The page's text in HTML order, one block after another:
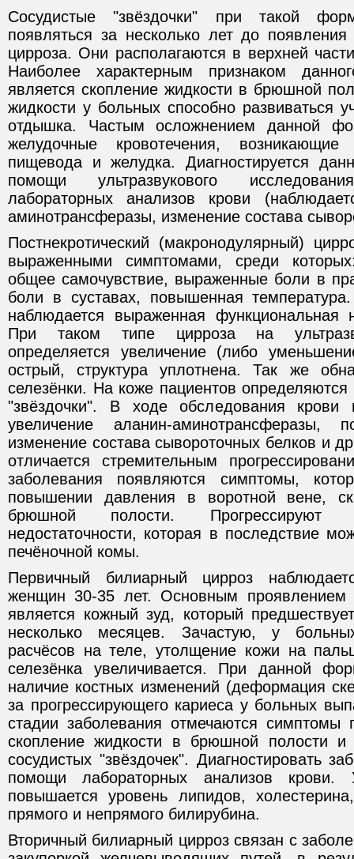
Сосудистые "звёздочки" при такой
появляться за несколько лет до
цирроза. Они располагаются в верхней
Наиболее характерным признаком
является скопление жидкости в брюшной
жидкости у больных способно развиваться
отдышка. Частым осложнением данной
желудочные кровотечения,
пищевода и желудка. Диагностируется
помощи ультразвукового
лабораторных анализов крови
аминотрансферазы, изменение состава
Постнекротический (макронодулярный)
выраженными симптомами, среди
общее самочувствие, выраженные боли в
боли в суставах, повышенная
наблюдается выраженная функциональная
При таком типе цирроза на
определяется увеличение (либо
острый, структура уплотнена. Так же
селезёнки. На коже пациентов
"звёздочки". В ходе обследования крови
увеличение аланин-аминотрансферазы,
изменение состава сывороточных белков и
отличается стремительным
заболевания появляются симптомы,
повышении давления в воротной вене,
брюшной полости. Прогрессируют
недостаточности, которая в последствие
печёночной комы.
Первичный билиарный цирроз
женщин 30-35 лет. Основным
является кожный зуд, который
несколько месяцев. Зачастую, у
расчёсов на теле, утолщение кожи на
селезёнка увеличивается. При данной
наличие костных изменений (деформация
за прогрессирующего кариеса у больных
стадии заболевания отмечаются симптомы
скопление жидкости в брюшной полости и
сосудистых "звёздочек". Диагностировать
помощи лабораторных анализов
повышается уровень липидов,
прямого и непрямого билирубина.
Вторичный билиарный цирроз связан с